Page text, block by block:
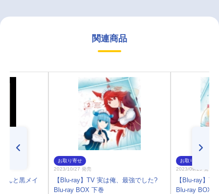
関連商品
んと黒メイ
お取り寄せ
2023/10/27 発売
【Blu-ray】TV 実は俺、最強でした?
Blu-ray BOX 下巻
お取り寄せ
2023/09/29 発売
【Blu-ray】
Blu-ray BOX